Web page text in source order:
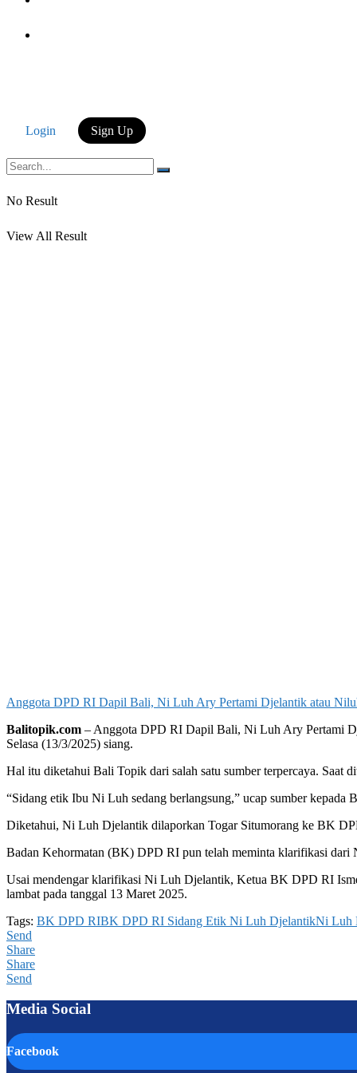
Login Sign Up
No Result
View All Result
Anggota DPD RI Dapil Bali, Ni Luh Ary Pertami Djelantik atau
Balitopik.com – Anggota DPD RI Dapil Bali, Ni Luh Ary Pertami
Selasa (13/3/2025) siang.
Hal itu diketahui Bali Topik dari salah satu sumber terpercaya. Saat
“Sidang etik Ibu Ni Luh sedang berlangsung,” ucap sumber kepada
Diketahui, Ni Luh Djelantik dilaporkan Togar Situmorang ke BK
Badan Kehormatan (BK) DPD RI pun telah meminta klarifikasi
Usai mendengar klarifikasi Ni Luh Djelantik, Ketua BK DPD RI
lambat pada tanggal 13 Maret 2025.
Tags: BK DPD RIBK DPD RI Sidang Etik Ni Luh DjelantikNi Luh
Send
Share
Share
Send
Media Social
Facebook